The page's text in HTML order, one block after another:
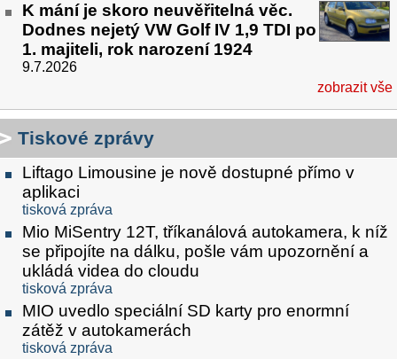
K mání je skoro neuvěřitelná věc.
Dodnes nejetý VW Golf IV 1,9 TDI po
1. majiteli, rok narození 1924
9.7.2026
zobrazit vše
Tiskové zprávy
Liftago Limousine je nově dostupné přímo v
aplikaci
tisková zpráva
Mio MiSentry 12T, tříkanálová autokamera, k níž
se připojíte na dálku, pošle vám upozornění a
ukládá videa do cloudu
tisková zpráva
MIO uvedlo speciální SD karty pro enormní
zátěž v autokamerách
tisková zpráva